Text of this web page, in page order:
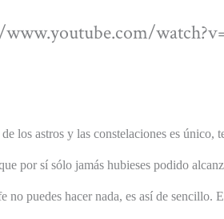
los astros y las constelaciones es único,
por sí sólo jamás hubieses podido
no puedes hacer nada, es así de sencillo.